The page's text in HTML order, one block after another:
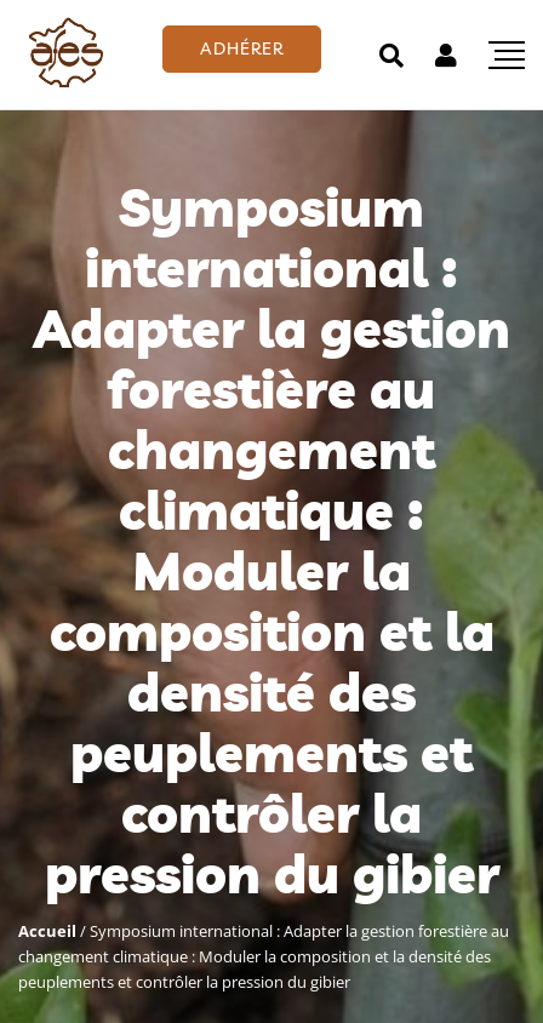
ADHÉRER
Symposium
international :
Adapter la gestion
forestière au
changement
climatique :
Moduler la
composition et la
densité des
peuplements et
contrôler la
pression du gibier
Accueil /Symposium international : Adapter la gestion forestière au
changement climatique : Moduler la composition et la densité des
peuplements et contrôler la pression du gibier